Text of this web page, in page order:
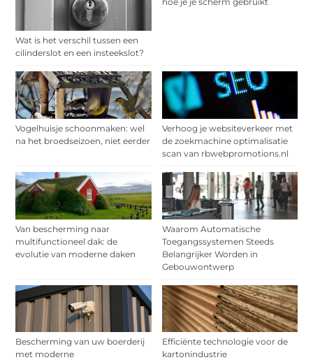
Wat is het verschil tussen een
cilinderslot en een insteekslot?
Vogelhuisje schoonmaken: wel
na het broedseizoen, niet eerder
Verhoog je websiteverkeer met
de zoekmachine optimalisatie
scan van rbwebpromotions.nl
Van bescherming naar
multifunctioneel dak: de
evolutie van moderne daken
Waarom Automatische
Toegangssystemen Steeds
Belangrijker Worden in
Gebouwontwerp
Bescherming van uw boerderij
met moderne
Efficiënte technologie voor de
kartonindustrie